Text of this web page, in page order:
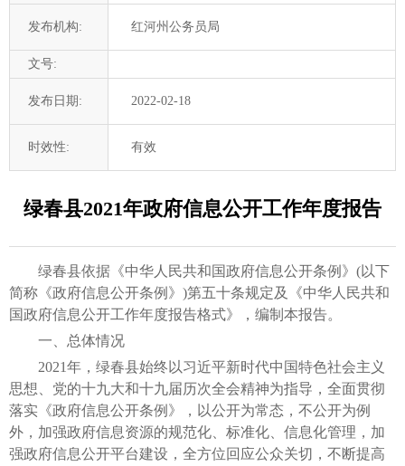
发布机构: 红河州公务员局
文号:
发布日期: 2022-02-18
时效性: 有效
绿春县2021年政府信息公开工作年度报告
绿春县依据《中华人民共和国政府信息公开条例》(以下
简称《政府信息公开条例》)第五十条规定及《中华人民共和
国政府信息公开工作年度报告格式》，编制本报告。
一、总体情况
2021年，绿春县始终以习近平新时代中国特色社会主义
思想、党的十九大和十九届历次全会精神为指导，全面贯彻
落实《政府信息公开条例》，以公开为常态，不公开为例
外，加强政府信息资源的规范化、标准化、信息化管理，加
强政府信息公开平台建设，全方位回应公众关切，不断提高